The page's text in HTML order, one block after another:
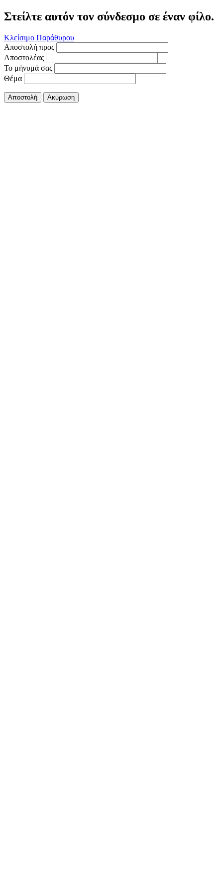
Στείλτε αυτόν τον σύνδεσμο σε έναν φίλο.
Κλείσιμο Παράθυρου
Αποστολή προς
Αποστολέας
Το μήνυμά σας
Θέμα
Αποστολή Ακύρωση